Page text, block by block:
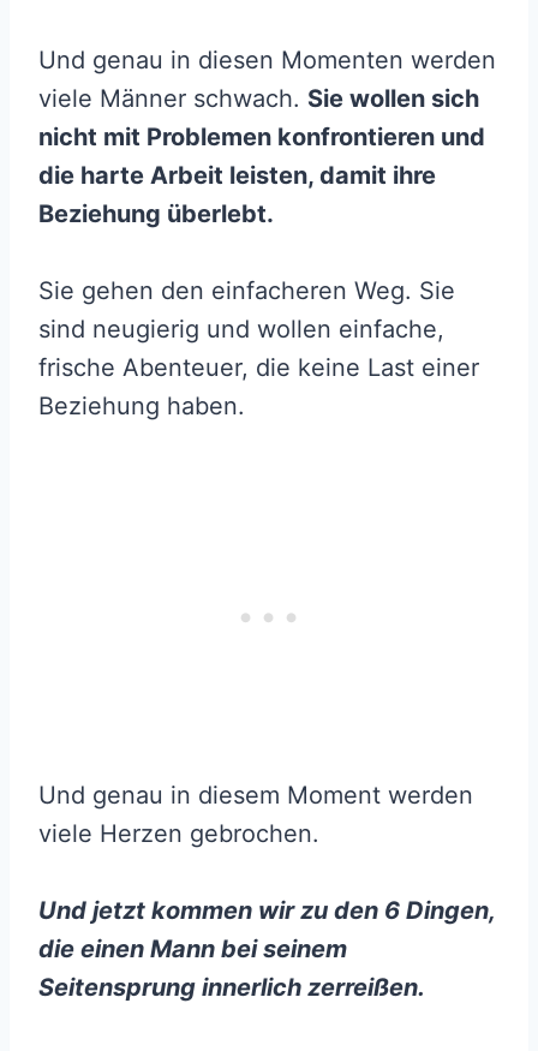
Und genau in diesen Momenten werden
viele Männer schwach. Sie wollen sich
nicht mit Problemen konfrontieren und
die harte Arbeit leisten, damit ihre
Beziehung überlebt.
Sie gehen den einfacheren Weg. Sie
sind neugierig und wollen einfache,
frische Abenteuer, die keine Last einer
Beziehung haben.
Und genau in diesem Moment werden
viele Herzen gebrochen.
Und jetzt kommen wir zu den 6 Dingen,
die einen Mann bei seinem
Seitensprung innerlich zerreißen.